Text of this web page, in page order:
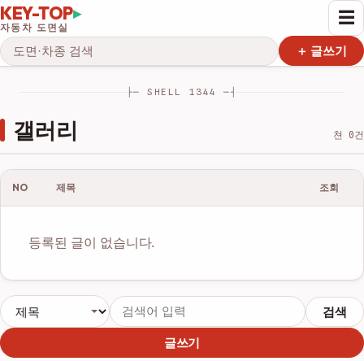
KEY-TOP▸
자동차 도면실
☰
검색 ＋ 글쓰기
├─ SHELL 1344 ─┤
갤러리 쳔 0건
NO 제목 조회
등록된 글이 없습니다.
검색
글쓰기